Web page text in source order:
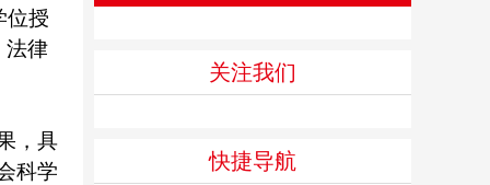
位授
法律
，具
科学
关注我们
快捷导航